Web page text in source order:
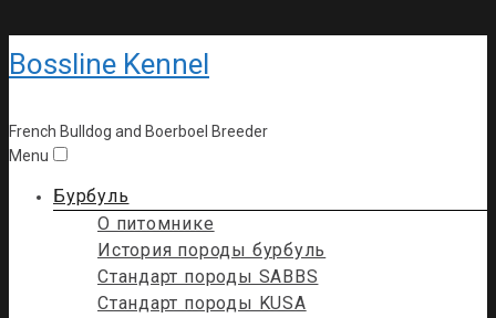
Bossline Kennel
French Bulldog and Boerboel Breeder
Menu
Бурбуль
О питомнике
История породы бурбуль
Стандарт породы SABBS
Стандарт породы KUSA